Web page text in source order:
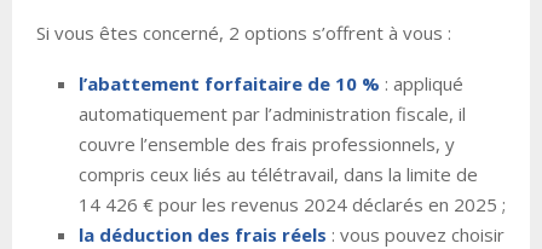
Si vous êtes concerné, 2 options s’offrent à vous :
l’abattement forfaitaire de 10 % : appliqué
automatiquement par l’administration fiscale, il
couvre l’ensemble des frais professionnels, y
compris ceux liés au télétravail, dans la limite de
14 426 € pour les revenus 2024 déclarés en 2025 ;
la déduction des frais réels : vous pouvez choisir